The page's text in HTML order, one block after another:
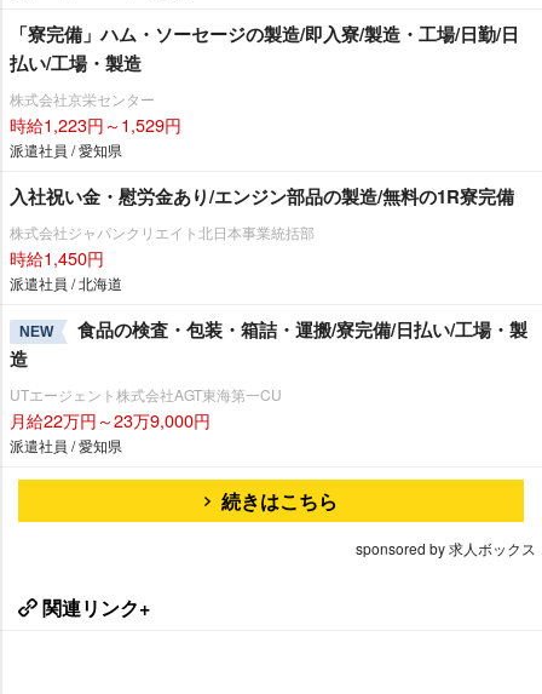
「寮完備」ハム・ソーセージの製造/即入寮/製造・工場/日勤/日
払い/工場・製造
株式会社京栄センター
時給1,223円～1,529円
派遣社員 / 愛知県
入社祝い金・慰労金あり/エンジン部品の製造/無料の1R寮完備
株式会社ジャパンクリエイト北日本事業統括部
時給1,450円
派遣社員 / 北海道
NEW
食品の検査・包装・箱詰・運搬/寮完備/日払い/工場・製
造
UTエージェント株式会社AGT東海第一CU
月給22万円～23万9,000円
派遣社員 / 愛知県
続きはこちら
sponsored by 求人ボックス
関連リンク+